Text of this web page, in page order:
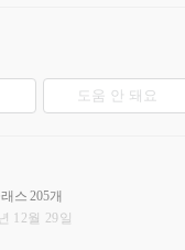
도움 안 돼요
스 205개
12월 29일